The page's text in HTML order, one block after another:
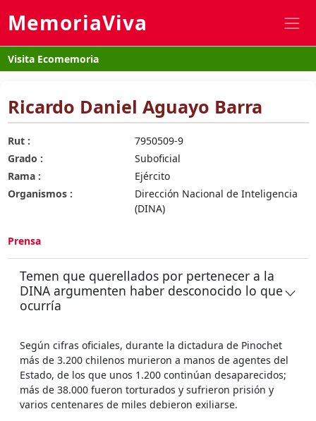
MemoriaViva
Visita Ecomemoria
Ricardo Daniel Aguayo Barra
Rut :
7950509-9
Grado :
Suboficial
Rama :
Ejército
Organismos :
Dirección Nacional de Inteligencia
(DINA)
Prensa
Temen que querellados por pertenecer a la
DINA argumenten haber desconocido lo que
ocurría
Según cifras oficiales, durante la dictadura de Pinochet
más de 3.200 chilenos murieron a manos de agentes del
Estado, de los que unos 1.200 continúan desaparecidos;
más de 38.000 fueron torturados y sufrieron prisión y
varios centenares de miles debieron exiliarse.